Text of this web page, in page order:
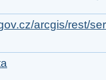
arcgis/rest/